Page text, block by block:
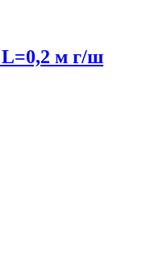
м г/ш